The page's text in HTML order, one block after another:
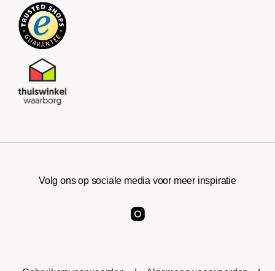
Volg ons op sociale media voor meer inspiratie